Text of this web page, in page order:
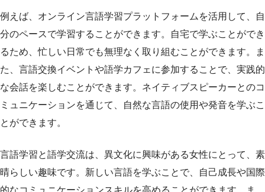
例えば、オンライン言語学習プラットフォームを活用して、自
分のペースで学習することができます。自宅で学ぶことができ
るため、忙しい日常でも無理なく取り組むことができます。ま
た、言語交換イベントや語学カフェに参加することで、実践的
な会話を楽しむことができます。ネイティブスピーカーとのコ
ミュニケーションを通じて、自然な言語の使用や発音を学ぶこ
とができます。
言語学習と語学交流は、異文化に興味がある女性にとって、素
晴らしい趣味です。新しい言語を学ぶことで、自己成長や国際
的なコミュニケーションスキルを高めることができます。ま